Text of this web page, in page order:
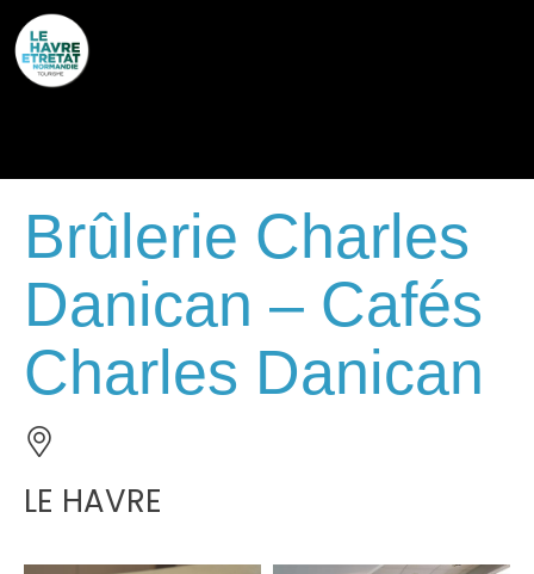
Brûlerie Charles
Danican – Cafés
Charles Danican
LE HAVRE
Cookies management panel